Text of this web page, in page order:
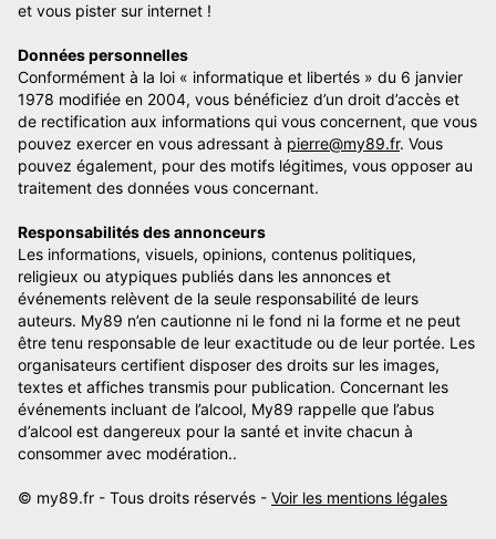
et vous pister sur internet !
Données personnelles
Conformément à la loi « informatique et libertés » du 6 janvier
1978 modifiée en 2004, vous bénéficiez d’un droit d’accès et
de rectification aux informations qui vous concernent, que vous
pouvez exercer en vous adressant à pierre@my89.fr. Vous
pouvez également, pour des motifs légitimes, vous opposer au
traitement des données vous concernant.
Responsabilités des annonceurs
Les informations, visuels, opinions, contenus politiques,
religieux ou atypiques publiés dans les annonces et
événements relèvent de la seule responsabilité de leurs
auteurs. My89 n’en cautionne ni le fond ni la forme et ne peut
être tenu responsable de leur exactitude ou de leur portée. Les
organisateurs certifient disposer des droits sur les images,
textes et affiches transmis pour publication. Concernant les
événements incluant de l’alcool, My89 rappelle que l’abus
d’alcool est dangereux pour la santé et invite chacun à
consommer avec modération..
© my89.fr - Tous droits réservés - Voir les mentions légales